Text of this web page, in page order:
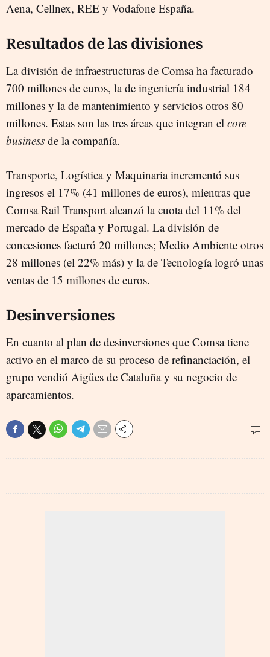
Aena, Cellnex, REE y Vodafone España.
Resultados de las divisiones
La división de infraestructuras de Comsa ha facturado
700 millones de euros, la de ingeniería industrial 184
millones y la de mantenimiento y servicios otros 80
millones. Estas son las tres áreas que integran el core
business de la compañía.
Transporte, Logística y Maquinaria incrementó sus
ingresos el 17% (41 millones de euros), mientras que
Comsa Rail Transport alcanzó la cuota del 11% del
mercado de España y Portugal. La división de
concesiones facturó 20 millones; Medio Ambiente otros
28 millones (el 22% más) y la de Tecnología logró unas
ventas de 15 millones de euros.
Desinversiones
En cuanto al plan de desinversiones que Comsa tiene
activo en el marco de su proceso de refinanciación, el
grupo vendió Aigües de Cataluña y su negocio de
aparcamientos.